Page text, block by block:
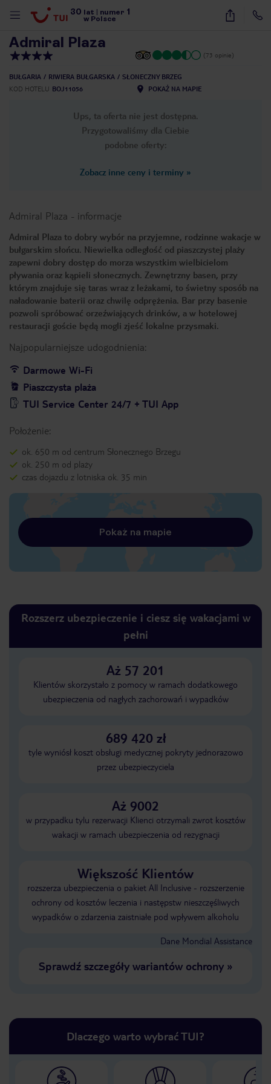
30 lat numer 1
w Polsce
29
Admiral Plaza
(73 opinie)
BUŁGARIA RIWIERA BUŁGARSKA
SŁONECZNY BRZEG
KOD HOTELU BOJ11056 POKAŻ NA MAPIE
Ups, ta oferta nie jest dostępna.
Przygotowaliśmy dla Ciebie
podobne oferty:
Zobacz inne ceny i terminy »
Admiral Plaza - informacje
Admiral Plaza to dobry wybór na przyjemne, rodzinne wakacje w
bułgarskim słońcu. Niewielka odległość od piaszczystej plaży
zapewni dobry dostęp do morza wszystkim wielbicielom
pływania oraz kąpieli słonecznych. Zewnętrzny basen, przy
którym znajduje się taras wraz z leżakami, to świetny sposób na
naładowanie baterii oraz chwilę odprężenia. Bar przy basenie
pozwoli spróbować orzeźwiających drinków, a w hotelowej
restauracji goście będą mogli zjeść lokalne przysmaki.
Najpopularniejsze udogodnienia:
Darmowe Wi-Fi
Piaszczysta plaża
TUI Service Center 24/7 + TUI App
Położenie:
ok. 650 m od centrum Słonecznego Brzegu
ok. 250 m od plaży
czas dojazdu z lotniska ok. 35 min
Pokaż na mapie
Rozszerz ubezpieczenie i ciesz się wakacjami w
pełni
Aż 57 201
Klientów skorzystało z pomocy w ramach dodatkowego
ubezpieczenia od nagłych zachorowań i wypadków
689 420 zł
tyle wyniósł koszt obsługi medycznej pokryty jednorazowo
przez ubezpieczyciela
Aż 9002
w przypadku tylu rezerwacji Klienci otrzymali zwrot kosztów
wakacji w ramach ubezpieczenia od rezygnacji
Większość Klientów
rozszerza ubezpieczenia o pakiet All Inclusive - rozszerzenie
ochrony od kosztów leczenia i następstw nieszczęśliwych
wypadków o zdarzenia zaistniałe pod wpływem alkoholu
Dane Mondial Assistance
Sprawdź szczegóły wariantów ochrony»
Dlaczego warto wybrać TUI?